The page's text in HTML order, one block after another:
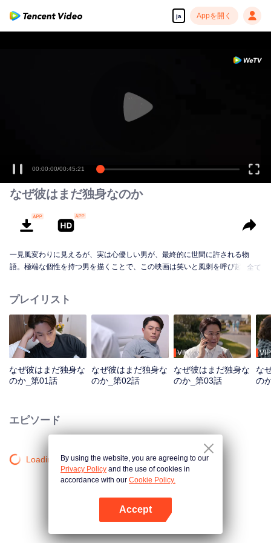
ja Appを開く
00:00:00/00:45:21
なぜ彼はまだ独身なのか
一見風変わりに見えるが、実は心優しい男が、最終的に世間に許される物
語。極端な個性を持つ男を描くことで、この映画は笑いと風刺を呼び起こ
避けられるストレートな男か？「結婚したくない」のか、「結婚できない」
のか？この風変わりな独身の叔父は、ついに理想の女性と出会った時、どの
ように状況に対処し、彼女の心を掴むのだろうか？食に決まった好みはな
い。自分の口に合うものは貴重だ！結婚を拒む男などいない。ただ、運命の
人を見つけていないだけなのだ。
全て
プレイリスト
なぜ彼はまだ独身な
のか_第01話
なぜ彼はまだ独身な
のか_第02話
VIP
なぜ彼はまだ独身な
のか_第03話
VIP
な
の
エピソード
Loading…By using the website, you are agreeing to our
Privacy Policy and the use of cookies in
accordance with our Cookie Policy.
Accept